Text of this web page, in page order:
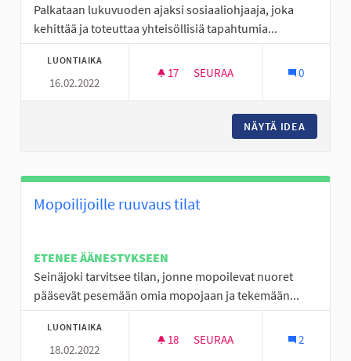
Palkataan lukuvuoden ajaksi sosiaaliohjaaja, joka
kehittää ja toteuttaa yhteisöllisiä tapahtumia...
LUONTIAIKA
16.02.2022
17 17 SEURAAJAA
SEURAA 0
NÄYTÄ IDEA
Mopoilijoille ruuvaus tilat
ETENEE ÄÄNESTYKSEEN
Seinäjoki tarvitsee tilan, jonne mopoilevat nuoret
pääsevät pesemään omia mopojaan ja tekemään...
LUONTIAIKA
18.02.2022
18 18 SEURAAJAA
SEURAA 2